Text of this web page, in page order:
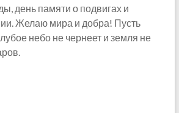
день памяти о подвигах и
Желаю мира и добра! Пусть
небо не чернеет и земля не